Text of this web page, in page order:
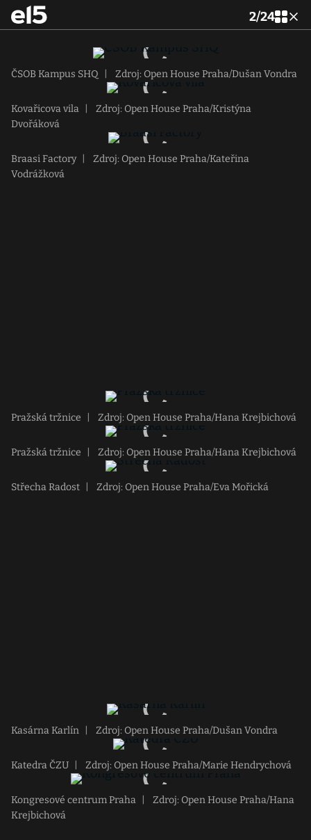
2/24
ČSOB Kampus SHQ Zdroj: Open House Praha/Dušan Vondra
Kovařicova vila
Zdroj: Open House Praha/Kristýna
Dvořáková
Braasi Factory
Zdroj: Open House Praha/Kateřina
Vodrážková
Pražská tržnice Zdroj: Open House Praha/Hana Krejbichová
Pražská tržnice Zdroj: Open House Praha/Hana Krejbichová
Střecha Radost Zdroj: Open House Praha/Eva Mořická
Kasárna Karlín Zdroj: Open House Praha/Dušan Vondra
Katedra ČZU Zdroj: Open House Praha/Marie Hendrychová
Kongresové centrum Praha
Zdroj: Open House Praha/Hana
Krejbichová